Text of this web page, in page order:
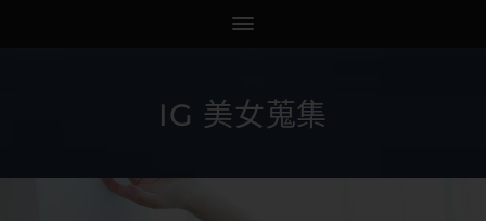
IG 美女蒐集